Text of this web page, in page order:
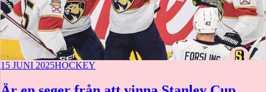
15 JUNI 2025HOCKEY